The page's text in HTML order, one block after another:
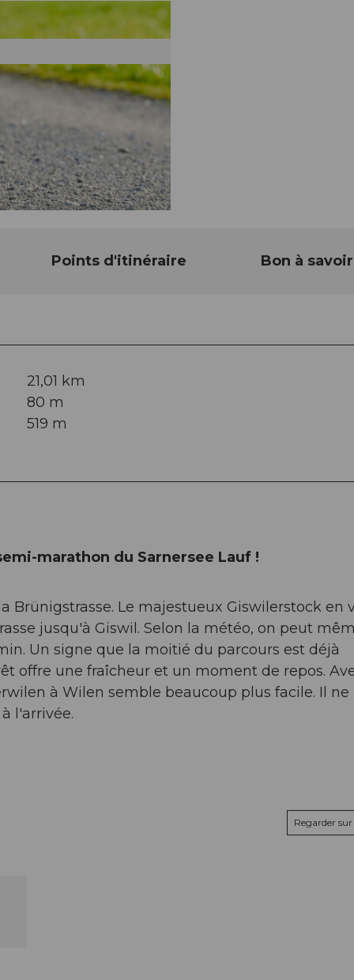
Points d'itinéraire Bon à savoir
21,01 km
80 m
519 m
marathon du Sarnersee Lauf !
Brünigstrasse. Le majestueux Giswilerstock en
jusqu'à Giswil. Selon la météo, on peut
Un signe que la moitié du parcours est déjà
offre une fraîcheur et un moment de repos.
à Wilen semble beaucoup plus facile. Il ne
l'arrivée.
Regarder